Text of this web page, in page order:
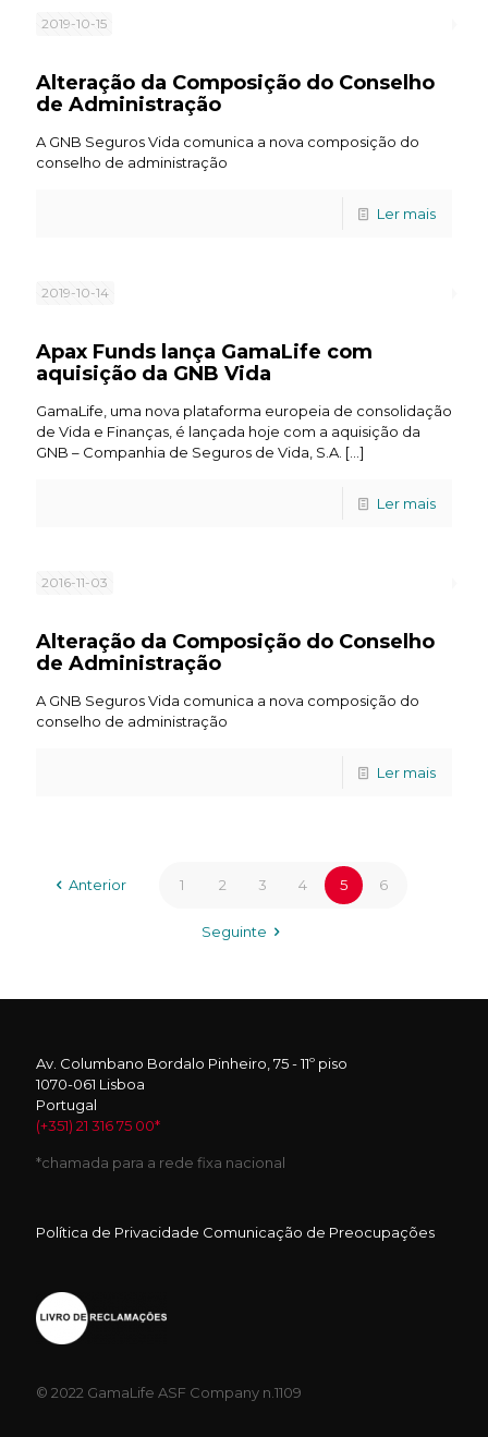
2019-10-15
Alteração da Composição do Conselho
de Administração
A GNB Seguros Vida comunica a nova composição do
conselho de administração
Ler mais
2019-10-14
Apax Funds lança GamaLife com
aquisição da GNB Vida
GamaLife, uma nova plataforma europeia de consolidação
de Vida e Finanças, é lançada hoje com a aquisição da
GNB – Companhia de Seguros de Vida, S.A. […]
Ler mais
2016-11-03
Alteração da Composição do Conselho
de Administração
A GNB Seguros Vida comunica a nova composição do
conselho de administração
Ler mais
Anterior 1 2 3 4 5 6
Seguinte
Av. Columbano Bordalo Pinheiro, 75 - 11º piso
1070-061 Lisboa
Portugal
(+351) 21 316 75 00*
*chamada para a rede fixa nacional
Política de Privacidade Comunicação de Preocupações
© 2022 GamaLife ASF Company n.1109